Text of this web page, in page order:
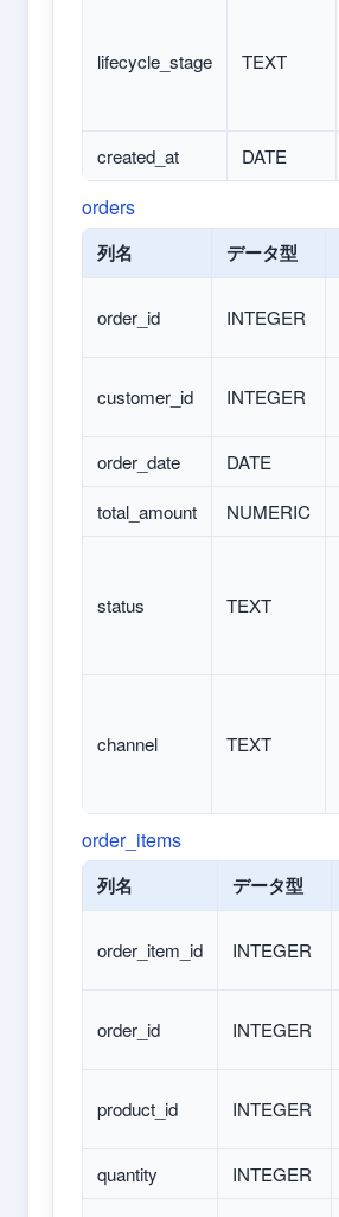
lifecycle_stage TEXT
created_at
DATE
orders
列名 データ型
order_id INTEGER
customer_id INTEGER
order_date
DATE
total_amount
NUMERIC
status TEXT
channel TEXT
order_items
列名 データ型
order_item_id INTEGER
order_id INTEGER
product_id INTEGER
quantity
INTEGER